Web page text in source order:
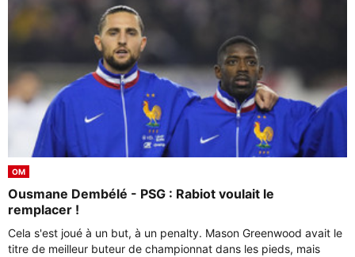
OM
Ousmane Dembélé - PSG : Rabiot voulait le
remplacer !
Cela s'est joué à un but, à un penalty. Mason Greenwood avait le
titre de meilleur buteur de championnat dans les pieds, mais